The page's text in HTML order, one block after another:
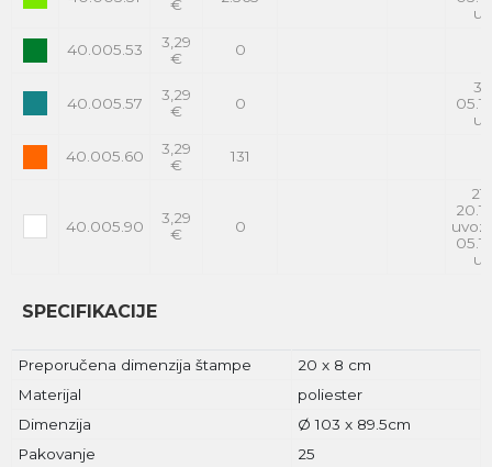
€
40.005.53
3,29
€
0
40.005.57
3,29
€
0
40.005.60
3,29
€
131
40.005.90
3,29
€
0
SPECIFIKACIJE
Preporučena dimenzija štampe
20 x 8 cm
Materijal
poliester
Dimenzija
Ø 103 x 89.5cm
Pakovanje
25